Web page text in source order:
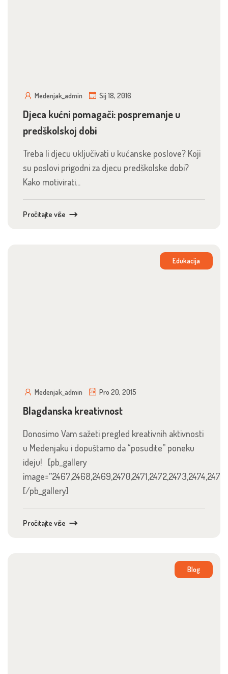
Medenjak_admin Sij 18, 2016
Djeca kućni pomagači: pospremanje u
predškolskoj dobi
Treba li djecu uključivati u kućanske poslove? Koji
su poslovi prigodni za djecu predškolske dobi?
Kako motivirati...
Pročitajte više
Edukacija
Medenjak_admin Pro 20, 2015
Blagdanska kreativnost
Donosimo Vam sažeti pregled kreativnih aktivnosti
u Medenjaku i dopuštamo da “posudite” poneku
ideju! [pb_gallery
[/pb_gallery]
Pročitajte više
Blog